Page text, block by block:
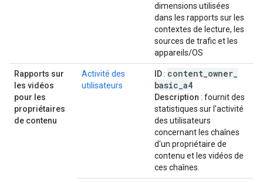
dimensions utilisées
dans les rapports sur les
contextes de lecture, les
sources de trafic et les
appareils/OS
Rapports sur
les vidéos
pour les
propriétaires
de contenu
Activité des
utilisateurs
ID: content owner
basic a4
Description : fournit des
statistiques sur l'activité
des utilisateurs
concernant les chaînes
d'un propriétaire de
contenu et les vidéos de
ces chaînes.